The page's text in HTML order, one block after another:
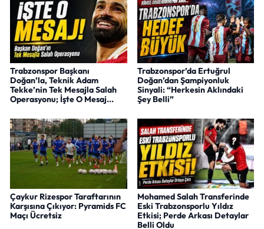
Trabzonspor Başkanı
Doğan’la, Teknik Adam
Tekke’nin Tek Mesajla Salah
Operasyonu; İşte O Mesaj...
Trabzonspor’da Ertuğrul
Doğan’dan Şampiyonluk
Sinyali: “Herkesin Aklındaki
Şey Belli”
Çaykur Rizespor Taraftarının
Karşısına Çıkıyor: Pyramids FC
Maçı Ücretsiz
Mohamed Salah Transferinde
Eski Trabzonsporlu Yıldız
Etkisi; Perde Arkası Detaylar
Belli Oldu